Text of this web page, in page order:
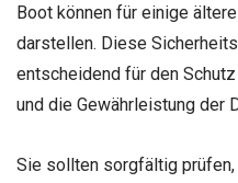
Boot können für einige
darstellen. Diese
entscheidend für den
und die Gewährleistung der
Sie sollten sorgfältig